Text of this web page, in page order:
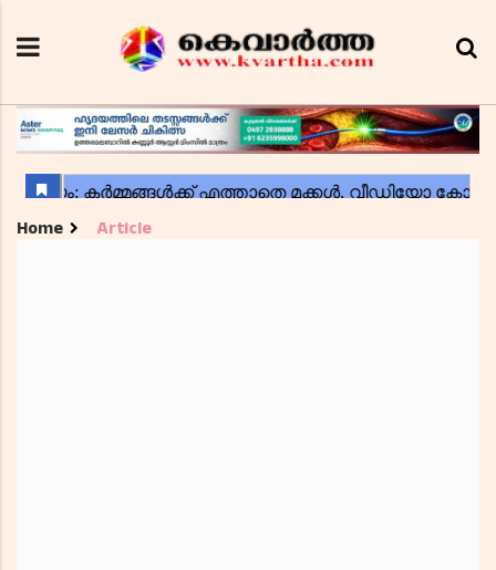
Home Article